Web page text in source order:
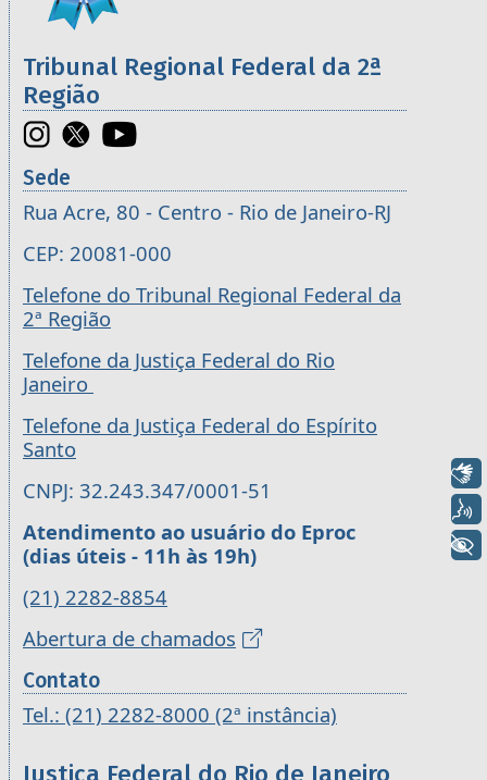
Tribunal Regional Federal da 2ª
Região
Sede
Rua Acre, 80 - Centro - Rio de Janeiro-RJ
CEP: 20081-000
Telefone do Tribunal Regional Federal da
2ª Região
Telefone da Justiça Federal do Rio
Janeiro
Telefone da Justiça Federal do Espírito
Santo
CNPJ: 32.243.347/0001-51
Atendimento ao usuário do Eproc
(dias úteis - 11h às 19h)
(21) 2282-8854
Abertura de chamados
Contato
Tel.: (21) 2282-8000 (2ª instância)
Justiça Federal do Rio de Janeiro
+ Acessibilidade